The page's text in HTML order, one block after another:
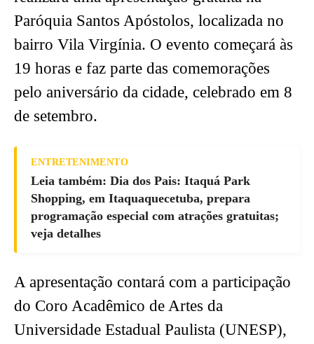
Paróquia Santos Apóstolos, localizada no
bairro Vila Virgínia. O evento começará às
19 horas e faz parte das comemorações
pelo aniversário da cidade, celebrado em 8
de setembro.
ENTRETENIMENTO
Leia também: Dia dos Pais: Itaquá Park
Shopping, em Itaquaquecetuba, prepara
programação especial com atrações gratuitas;
veja detalhes
A apresentação contará com a participação
do Coro Acadêmico de Artes da
Universidade Estadual Paulista (UNESP),